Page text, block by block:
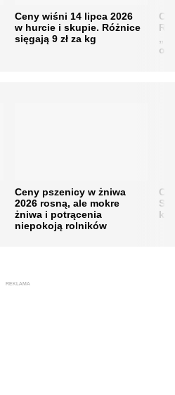
Ceny wiśni 14 lipca 2026
w hurcie i skupie. Różnice
sięgają 9 zł za kg
Ceny pszenicy w żniwa
2026 rosną, ale mokre
żniwa i potrącenia
niepokoją rolników
REKLAMA